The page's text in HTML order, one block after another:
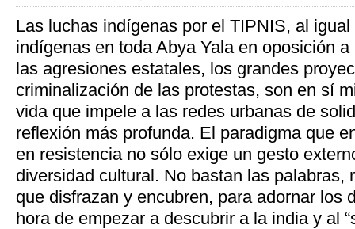
Las luchas indígenas por el TIPNIS, al
indígenas en toda Abya Yala en oposición
las agresiones estatales, los grandes
criminalización de las protestas, son en sí
vida que impele a las redes urbanas de
reflexión más profunda. El paradigma que
en resistencia no sólo exige un gesto
diversidad cultural. No bastan las palabras,
que disfrazan y encubren, para adornar los
hora de empezar a descubrir a la india y al